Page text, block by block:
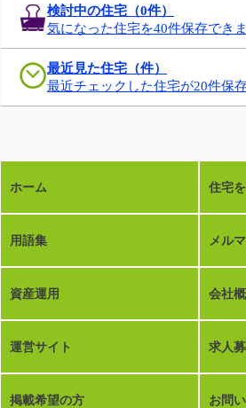
検討中の住宅（0件）
気になった住宅を40件保存できま
最近見た住宅（件）
最近チェックした住宅が20件保
ホーム 住宅
用語集 メル
資産運用 会社
運営サイト 求人
掲載希望の方 お問